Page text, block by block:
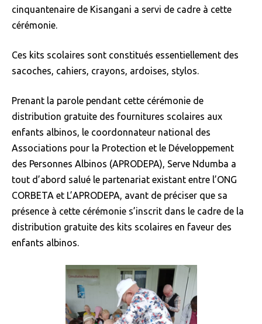
cinquantenaire de Kisangani a servi de cadre à cette
cérémonie.
Ces kits scolaires sont constitués essentiellement des
sacoches, cahiers, crayons, ardoises, stylos.
Prenant la parole pendant cette cérémonie de
distribution gratuite des fournitures scolaires aux
enfants albinos, le coordonnateur national des
Associations pour la Protection et le Développement
des Personnes Albinos (APRODEPA), Serve Ndumba a
tout d’abord salué le partenariat existant entre l’ONG
CORBETA et L’APRODEPA, avant de préciser que sa
présence à cette cérémonie s’inscrit dans le cadre de la
distribution gratuite des kits scolaires en faveur des
enfants albinos.